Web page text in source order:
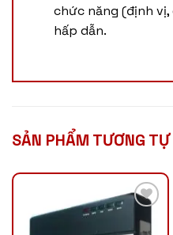
chức năng (định
hấp dẫn.
SẢN PHẨM TƯƠNG TỰ